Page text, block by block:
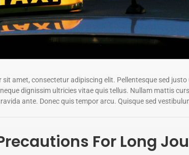
sit amet, consectetur adipiscing elit. Pellentesque sed
dignissim ultricies vitae quis tellus. Nullam mattis
ante. Donec quis tempor arcu. Quisque sed
For Long